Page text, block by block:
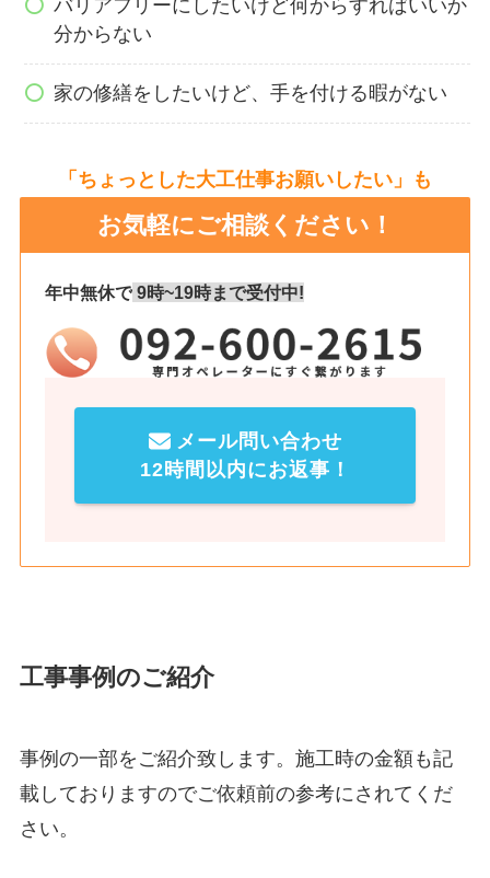
バリアフリーにしたいけど何からすればいいか
分からない
家の修繕をしたいけど、手を付ける暇がない
「ちょっとした大工仕事お願いしたい」も
お気軽にご相談ください！
年中無休で 9時~19時まで受付中!
メール問い合わせ
12時間以内にお返事！
工事事例のご紹介
事例の一部をご紹介致します。施工時の金額も記
載しておりますのでご依頼前の参考にされてくだ
さい。